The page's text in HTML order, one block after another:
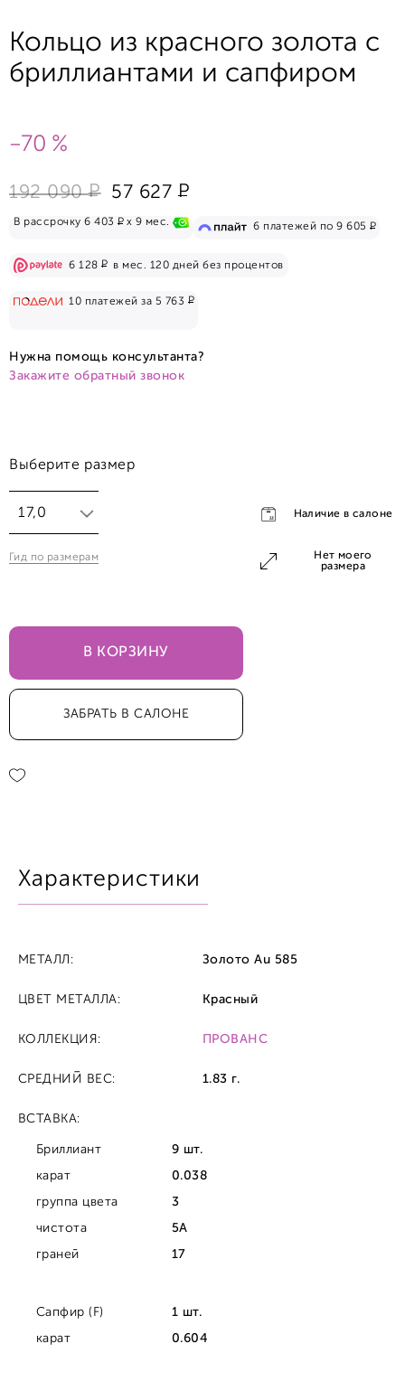
Кольцо из красного золота с
бриллиантами и сапфиром
-70 %
192 090 Р 57 627 Р
В рассрочку 6 403 Рx 9 мес. 6 платежей по 9 605 Р
6 128 Рв мес. 120 дней без процентов
10 платежей за 5 763 Р
Нужна помощь консультанта?
Закажите обратный звонок
Выберите размер
17,0
17,0
Гид по размерам
Нет моего
размера
Наличие в салоне
В КОРЗИНУ
ЗАБРАТЬ В САЛОНЕ
Характеристики
МЕТАЛЛ: Золото Au 585
ЦВЕТ МЕТАЛЛА: Красный
КОЛЛЕКЦИЯ: ПРОВАНС
СРЕДНИЙ ВЕС: 1.83 г.
ВСТАВКА:
Бриллиант
9 шт.
карат
0.038
группа цвета
3
чистота
5A
граней
17
Сапфир (F)
1 шт.
карат
0.604